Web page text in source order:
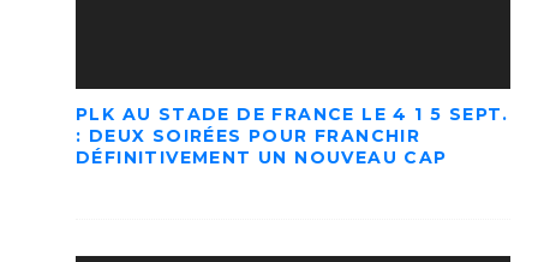
PLK AU STADE DE FRANCE LE 4 1 5 SEPT.
: DEUX SOIRÉES POUR FRANCHIR
DÉFINITIVEMENT UN NOUVEAU CAP